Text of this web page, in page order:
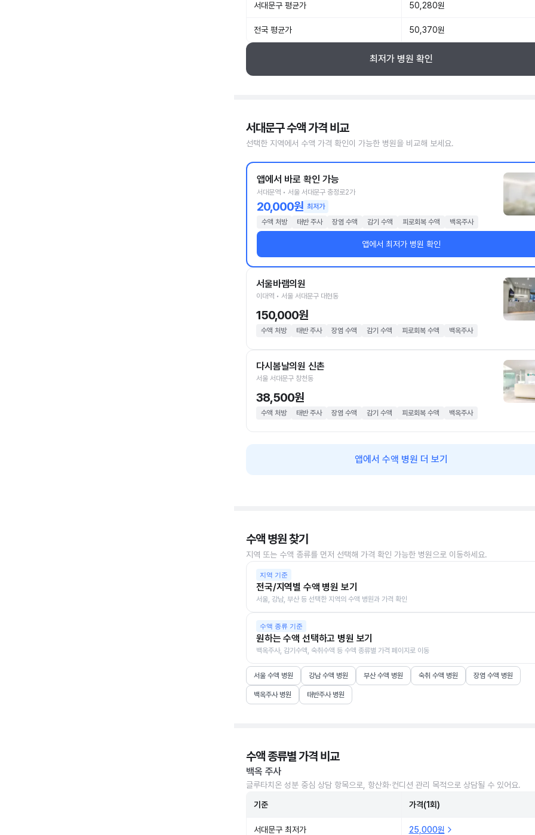
서대문구 평균가 50,280원
전국 평균가 50,370원
최저가 병원 확인
서대문구 수액 가격 비교
선택한 지역에서 수액 가격 확인이 가능한 병원을 비교해 보세요.
앱에서 바로 확인 가능
서대문역 • 서울 서대문구 충정로2가
20,000원 최저가
수액 처방
태반 주사 장염 수액 감기 수액 피로회복 수액 백옥주사
앱에서 최저가 병원 확인
서울바램의원
이대역 • 서울 서대문구 대현동
150,000원
수액 처방 태반 주사 장염 수액 감기 수액 피로회복 수액 백옥주사
다시봄날의원 신촌
서울 서대문구 창천동
38,500원
수액 처방 태반 주사 장염 수액 감기 수액 피로회복 수액 백옥주사
앱에서 수액 병원 더 보기
수액 병원 찾기
지역 또는 수액 종류를 먼저 선택해 가격 확인 가능한 병원으로 이동하세요.
지역 기준
전국/지역별 수액 병원 보기
서울, 강남, 부산 등 선택한 지역의 수액 병원과 가격 확인
수액 종류 기준
원하는 수액 선택하고 병원 보기
백옥주사, 감기수액, 숙취수액 등 수액 종류별 가격 페이지로 이동
서울 수액 병원 강남 수액 병원 부산 수액 병원 숙취 수액 병원 장염 수액 병원
백옥주사 병원 태반주사 병원
수액 종류별 가격 비교
백옥 주사
글루타치온 성분 중심 상담 항목으로, 항산화·컨디션 관리 목적으로 상담될 수 있어요.
기준 가격(1회)
서대문구 최저가 25,000원